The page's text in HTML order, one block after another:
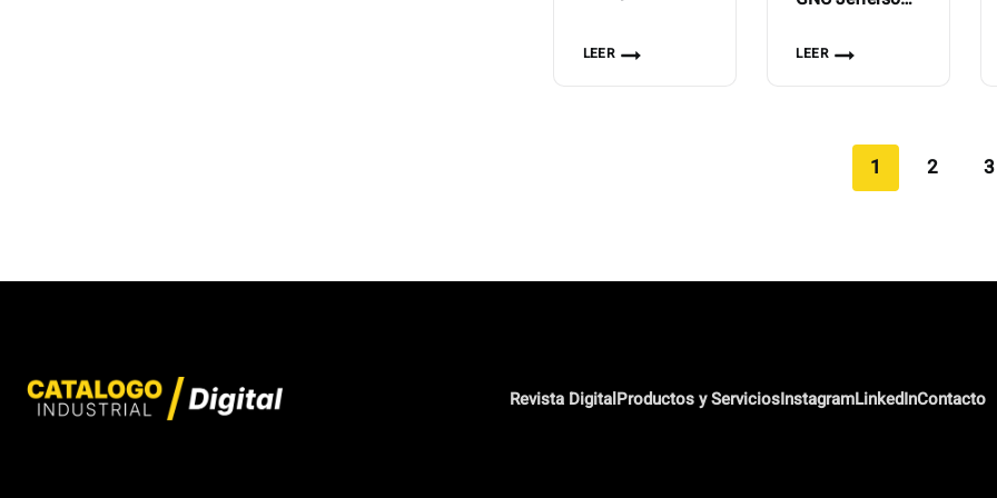
LEER LEER
1 2 3
Revista DigitalProductos y ServiciosInstagramLinkedInContacto